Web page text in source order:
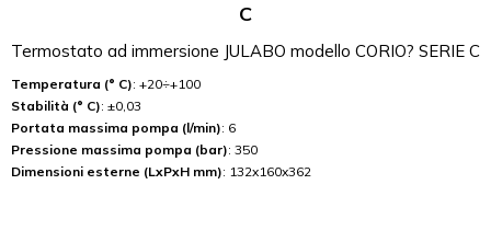
C
Termostato ad immersione JULABO modello CORIO? SERIE C
Temperatura (° C): +20÷+100
Stabilità (° C): ±0,03
Portata massima pompa (l/min): 6
Pressione massima pompa (bar): 350
Dimensioni esterne (LxPxH mm): 132x160x362